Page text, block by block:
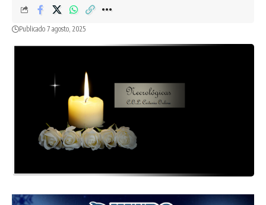
Publicado 7 agosto, 2025